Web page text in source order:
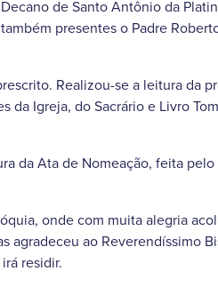
de Santo Antônio da
presentes o Padre
Realizou-se a leitura da
da Igreja, do Sacrário e Livro
da Ata de Nomeação, feita
onde com muita alegria
agradeceu ao Reverendíssimo
residir.